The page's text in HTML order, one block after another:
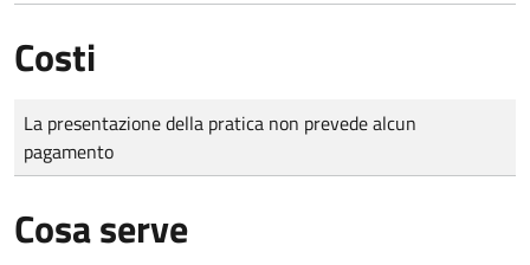
Costi
Tipo di pagamento
Importo
La presentazione della pratica non prevede alcun
pagamento
Cosa serve